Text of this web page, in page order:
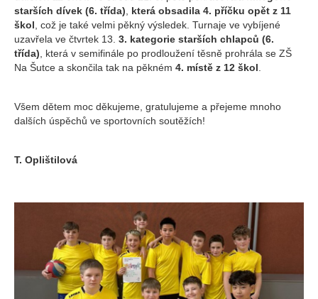
starších dívek (6. třída), která obsadila 4. příčku opět z 11
škol, což je také velmi pěkný výsledek. Turnaje ve vybíjené
uzavřela ve čtvrtek 13. 3. kategorie starších chlapců (6.
třída), která v semifinále po prodloužení těsně prohrála se ZŠ
Na Šutce a skončila tak na pěkném 4. místě z 12 škol.
Všem dětem moc děkujeme, gratulujeme a přejeme mnoho
dalších úspěchů ve sportovních soutěžích!
T. Oplištilová